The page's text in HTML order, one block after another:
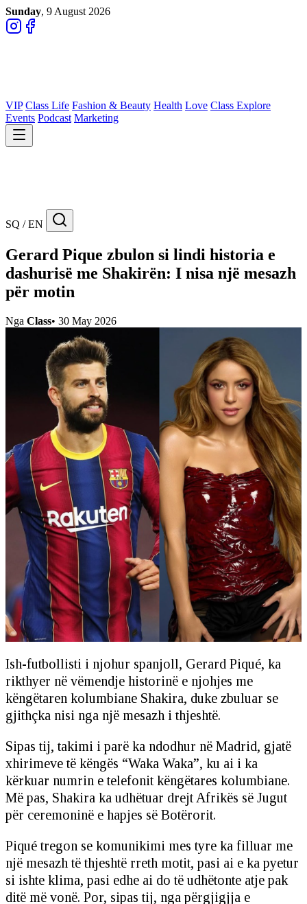
Sunday, 9 August 2026
VIP Class Life Fashion & Beauty Health Love Class Explore
Events Podcast Marketing
SQ / EN
Gerard Pique zbulon si lindi historia e
dashurisë me Shakirën: I nisa një mesazh
për motin
Nga Class• 30 May 2026
Ish-futbollisti i njohur spanjoll, Gerard Piqué, ka
rikthyer në vëmendje historinë e njohjes me
këngëtaren kolumbiane Shakira, duke zbuluar se
gjithçka nisi nga një mesazh i thjeshtë.
Sipas tij, takimi i parë ka ndodhur në Madrid, gjatë
xhirimeve të këngës “Waka Waka”, ku ai i ka
kërkuar numrin e telefonit këngëtares kolumbiane.
Më pas, Shakira ka udhëtuar drejt Afrikës së Jugut
për ceremoninë e hapjes së Botërorit.
Piqué tregon se komunikimi mes tyre ka filluar me
një mesazh të thjeshtë rreth motit, pasi ai e ka pyetur
si ishte klima, pasi edhe ai do të udhëtonte atje pak
ditë më vonë. Por, sipas tij, nga përgjigjja e